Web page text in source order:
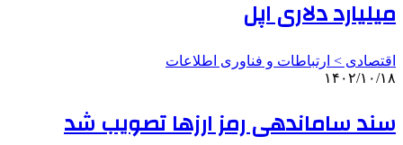
میلیارد دلاری اپل
اقتصادی > ارتباطات و فناوری اطلاعات
۱۴۰۲/۱۰/۱۸
سند ساماندهی رمز ارزها تصویب شد